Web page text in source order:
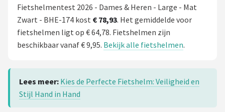
Fietshelmentest 2026 - Dames & Heren - Large - Mat
Zwart - BHE-174 kost € 78,93. Het gemiddelde voor
fietshelmen ligt op € 64,78. Fietshelmen zijn
beschikbaar vanaf € 9,95. Bekijk alle fietshelmen.
Lees meer: Kies de Perfecte Fietshelm: Veiligheid en
Stijl Hand in Hand